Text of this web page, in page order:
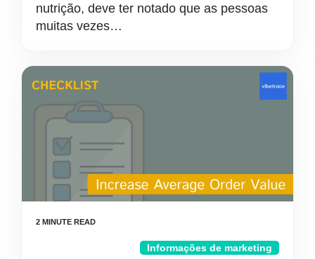
nutrição, deve ter notado que as pessoas
muitas vezes…
Informações de marketing